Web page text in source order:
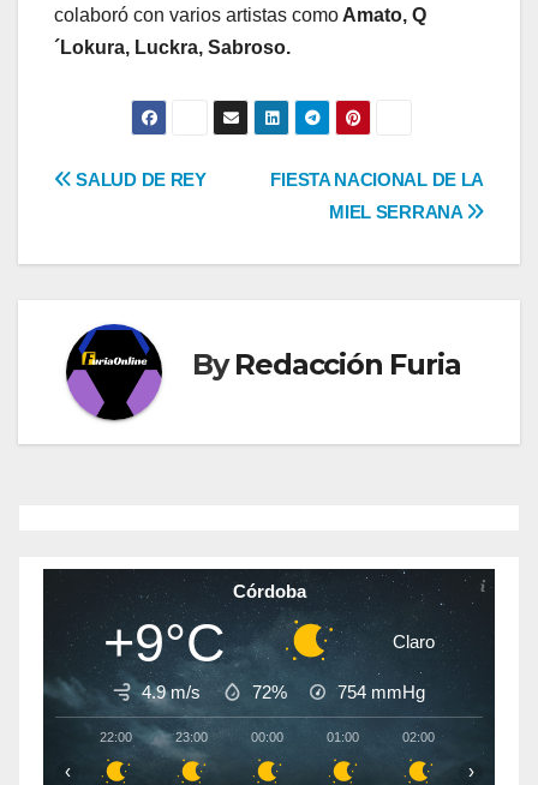
colaboró con varios artistas como Amato, Q
´Lokura, Luckra, Sabroso.
Navegación
FIESTA NACIONAL DE LA
MIEL SERRANA
SALUD DE REY
ByRedacción Furia
Córdoba
+9°C Claro
4.9 m/s 72% 754 mmHg
22:00 23:00 00:00 01:00 02:00
‹ ›